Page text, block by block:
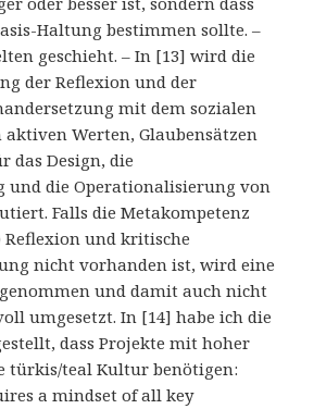
Haltung bestimmen sollte. –
geschieht. – In [13] wird die
der Reflexion und der
mit dem sozialen
aktiven Werten, Glaubensätzen
das Design, die
und die Operationalisierung von
Falls die Metakompetenz
Reflexion und kritische
nicht vorhanden ist, wird eine
und damit auch nicht
umgesetzt. In [14] habe ich die
dass Projekte mit hoher
türkis/teal Kultur benötigen:
a mindset of all key